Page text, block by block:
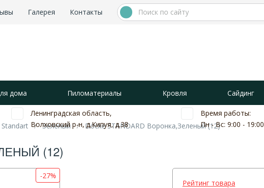
Галерея Контакты
Ленинградская область,
Волховский р-н, д.Кипуя, д.38
Время работы:
Пн - Вс: 9:00 - 19:00
дома Пиломатериалы Кровля Сайдинг
Зеленый Döcke STANDARD Воронка,Зеленый (12)
(12)
-27%
Рейтинг товара